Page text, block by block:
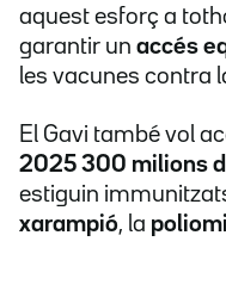
aquest esforç a
garantir un accés
les vacunes contra
El Gavi també vol
2025 300 milions
estiguin
xarampió, la